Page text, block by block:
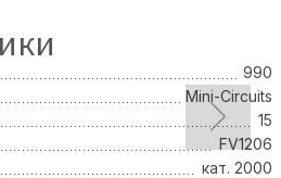
990
Mini-Circuits
15
FV1206
кат. 2000